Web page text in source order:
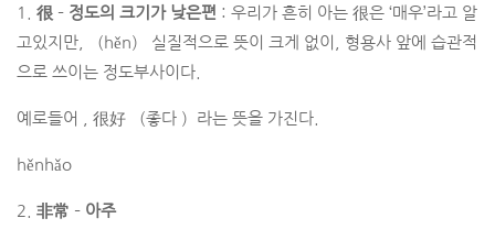
1. 很 – 정도의 크기가 낮은편 : 우리가 흔히 아는 很은 ‘매우’라고 알
고있지만, （hěn） 실질적으로 뜻이 크게 없이, 형용사 앞에 습관적
으로 쓰이는 정도부사이다.
예로들어 , 很好 （좋다 ）라는 뜻을 가진다.
hěnhǎo
2. 非常 – 아주